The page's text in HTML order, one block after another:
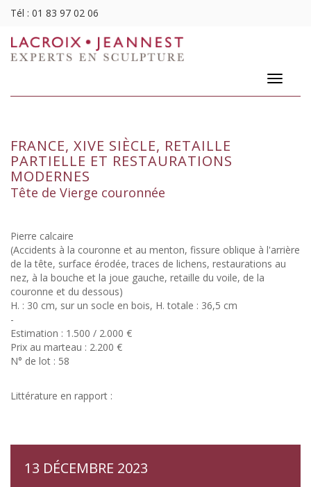
Tél : 01 83 97 02 06
Toggle
FRANCE, XIVE SIÈCLE, RETAILLE
PARTIELLE ET RESTAURATIONS
MODERNES
Tête de Vierge couronnée
Pierre calcaire
(Accidents à la couronne et au menton, fissure oblique à l'arrière
de la tête, surface érodée, traces de lichens, restaurations au
nez, à la bouche et la joue gauche, retaille du voile, de la
couronne et du dessous)
H. : 30 cm, sur un socle en bois, H. totale : 36,5 cm
-
Estimation : 1.500 / 2.000 €
Prix au marteau : 2.200 €
N° de lot : 58
Littérature en rapport :
13 DÉCEMBRE 2023